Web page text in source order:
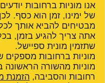
אנו מוניות ברחובות
של ימינו, זמן הוא כסף.
מבטיחים להביא אותך
אתה צריך להגיע בזמן,
שתזמין מונית ספיישל.
מוניות ברחובות מספקים
מוניות מהשורה הראשונה
רחובות והסביבה, הזמנת